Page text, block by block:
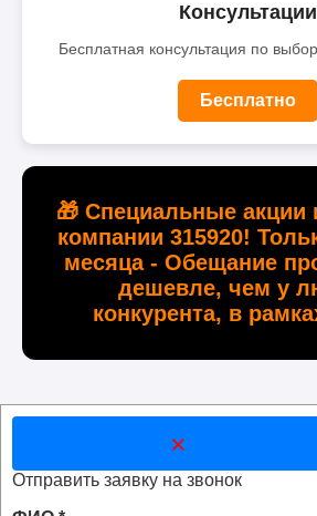
Консультации
Бесплатная консультация по
Бесплатно
🎁 Специальные акции
компании 315920!
месяца - Обещание
дешевле, чем у
конкурента, в
×
Отправить заявку на звонок